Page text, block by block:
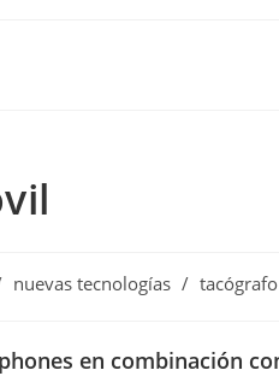
nuevas tecnologías / tacógrafo
en combinación